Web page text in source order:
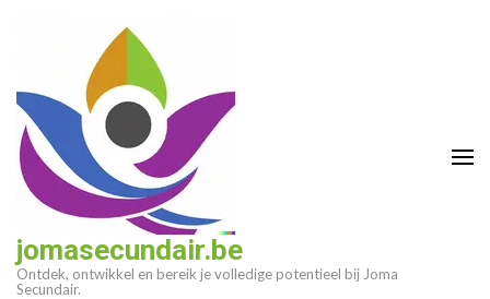
(druk
enter)
jomasecundair.be
Ontdek, ontwikkel en bereik je volledige potentieel bij Joma
Secundair.